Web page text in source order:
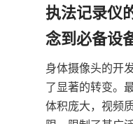
执法记录仪
身体摄像头的开
了显著的转变。
体积庞大，视频